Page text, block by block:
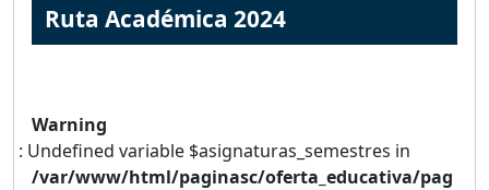
Ruta Académica 2024
Warning
: Undefined variable $asignaturas_semestres in
/var/www/html/paginasc/oferta_educativa/pag